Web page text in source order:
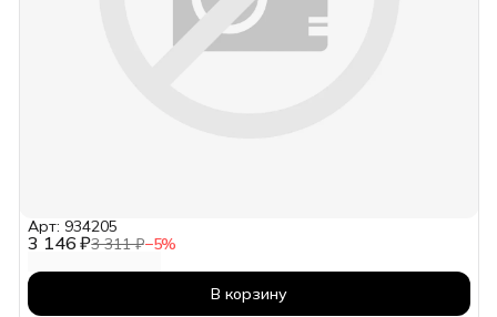
3 146 ₽3 311 ₽−5%
Арт: 934205
В корзину